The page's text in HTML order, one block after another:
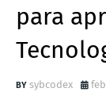
para
sybcodex